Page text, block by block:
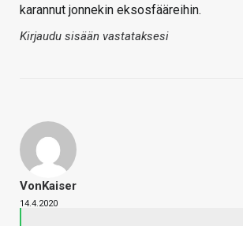
karannut jonnekin eksosfääreihin.
Kirjaudu sisään vastataksesi
VonKaiser
14.4.2020